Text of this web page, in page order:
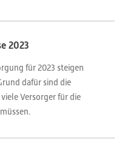
2023
für 2023 steigen
dafür sind die
Versorger für die